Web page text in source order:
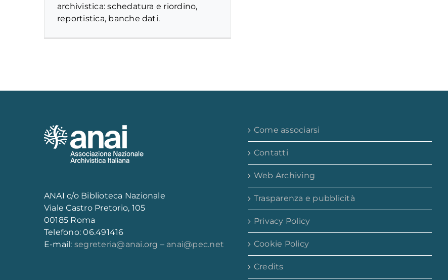
archivistica: schedatura e riordino,
reportistica, banche dati.
ANAI c/o Biblioteca Nazionale
Viale Castro Pretorio, 105
00185 Roma
Telefono: 06.491416
E-mail: segreteria@anai.org – anai@pec.net
Come associarsi
Contatti
Web Archiving
Trasparenza e pubblicità
Privacy Policy
Cookie Policy
Credits